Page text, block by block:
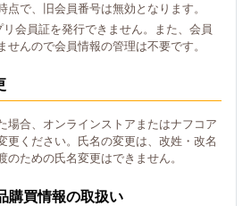
点で、旧会員番号は無効となります。
会員証を発行できません。また、会員
せんので会員情報の管理は不要です。
場合、オンラインストアまたはナフコア
更ください。氏名の変更は、改姓・改名
のための氏名変更はできません。
購買情報の取扱い